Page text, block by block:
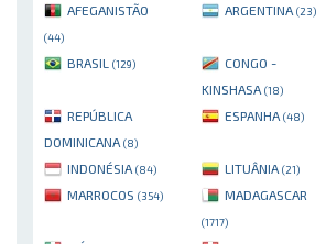
AFEGANISTÃO
(44)
ARGENTINA (23)
BRASIL (129)
CONGO -
KINSHASA (18)
REPÚBLICA
DOMINICANA (8)
ESPANHA (48)
INDONÉSIA (84) LITUÂNIA (21)
MARROCOS (354) MADAGASCAR
(1717)